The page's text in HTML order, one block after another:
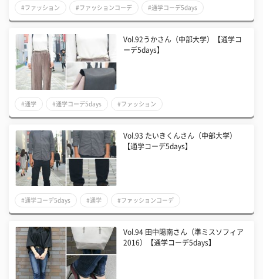
#ファッション #ファッションコーデ #通学コーデ5days
Vol.92うかさん（中部大学）【通学コ
ーデ5days】
#通学 #通学コーデ5days #ファッション
Vol.93 たいきくんさん（中部大学）
【通学コーデ5days】
#通学コーデ5days #通学 #ファッションコーデ
Vol.94 田中陽南さん（準ミスソフィア
2016）【通学コーデ5days】